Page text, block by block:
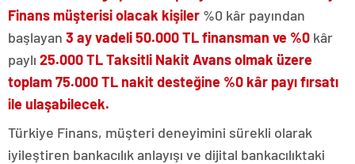
Finans müşterisi olacak kişiler %0 kâr payından
başlayan 3 ay vadeli 50.000 TL finansman ve %0 kâr
paylı 25.000 TL Taksitli Nakit Avans olmak üzere
toplam 75.000 TL nakit desteğine %0 kâr payı fırsatı
ile ulaşabilecek.
Türkiye Finans, müşteri deneyimini sürekli olarak
iyileştiren bankacılık anlayışı ve dijital bankacılıktaki